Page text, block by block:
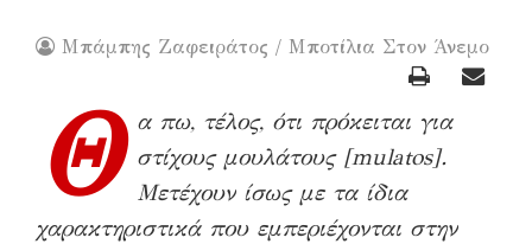
Μπάμπης Ζαφειράτος / Μποτίλια Στον Άνεμο
Θ
α πω, τέλος, ότι πρόκειται για
στίχους μουλάτους [mulatos].
Μετέχουν ίσως με τα ίδια
χαρακτηριστικά που εμπεριέχονται στην